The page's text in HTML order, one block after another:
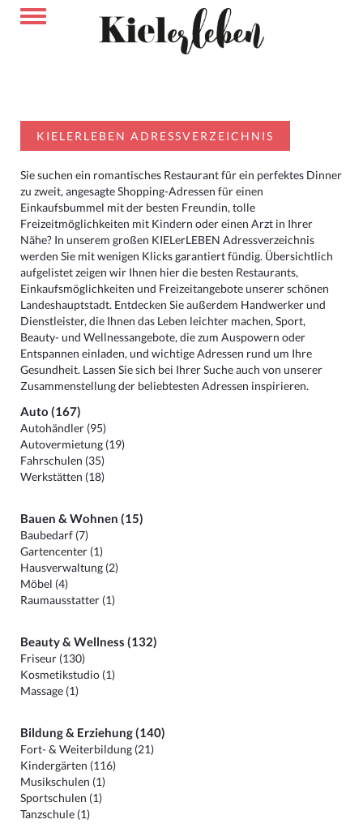
KIELERLEBEN ADRESSVERZEICHNIS
Sie suchen ein romantisches Restaurant für ein perfektes Dinner
zu zweit, angesagte Shopping-Adressen für einen
Einkaufsbummel mit der besten Freundin, tolle
Freizeitmöglichkeiten mit Kindern oder einen Arzt in Ihrer
Nähe? In unserem großen KIELerLEBEN Adressverzeichnis
werden Sie mit wenigen Klicks garantiert fündig. Übersichtlich
aufgelistet zeigen wir Ihnen hier die besten Restaurants,
Einkaufsmöglichkeiten und Freizeitangebote unserer schönen
Landeshauptstadt. Entdecken Sie außerdem Handwerker und
Dienstleister, die Ihnen das Leben leichter machen, Sport,
Beauty- und Wellnessangebote, die zum Auspowern oder
Entspannen einladen, und wichtige Adressen rund um Ihre
Gesundheit. Lassen Sie sich bei Ihrer Suche auch von unserer
Zusammenstellung der beliebtesten Adressen inspirieren.
Auto (167)
Autohändler (95)
Autovermietung (19)
Fahrschulen (35)
Werkstätten (18)
Bauen & Wohnen (15)
Baubedarf (7)
Gartencenter (1)
Hausverwaltung (2)
Möbel (4)
Raumausstatter (1)
Beauty & Wellness (132)
Friseur (130)
Kosmetikstudio (1)
Massage (1)
Bildung & Erziehung (140)
Fort- & Weiterbildung (21)
Kindergärten (116)
Musikschulen (1)
Sportschulen (1)
Tanzschule (1)